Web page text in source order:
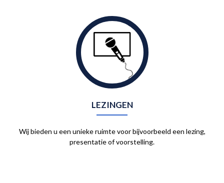
LEZINGEN
Wij bieden u een unieke ruimte voor bijvoorbeeld een lezing,
presentatie of voorstelling.